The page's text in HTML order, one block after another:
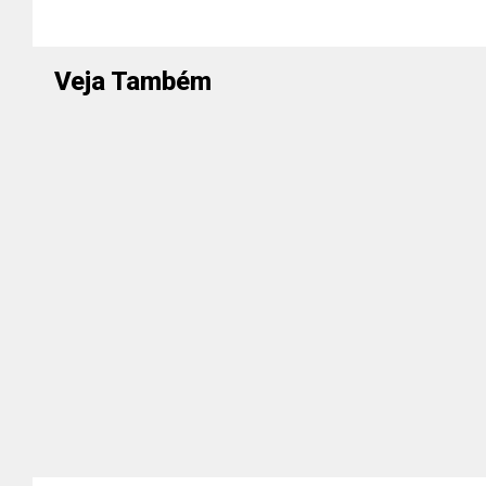
Veja Também